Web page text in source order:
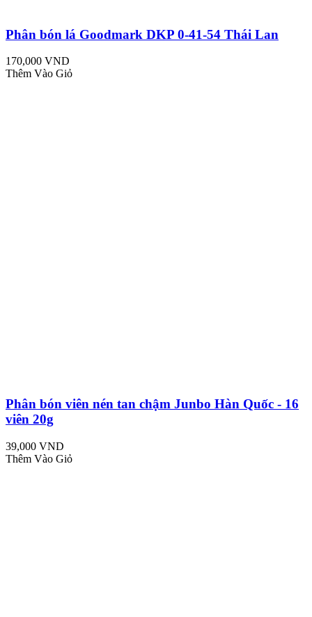
Phân bón lá Goodmark DKP 0-41-54 Thái Lan
170,000 VND
Thêm Vào Giỏ
Phân bón viên nén tan chậm Junbo Hàn Quốc - 16
viên 20g
39,000 VND
Thêm Vào Giỏ